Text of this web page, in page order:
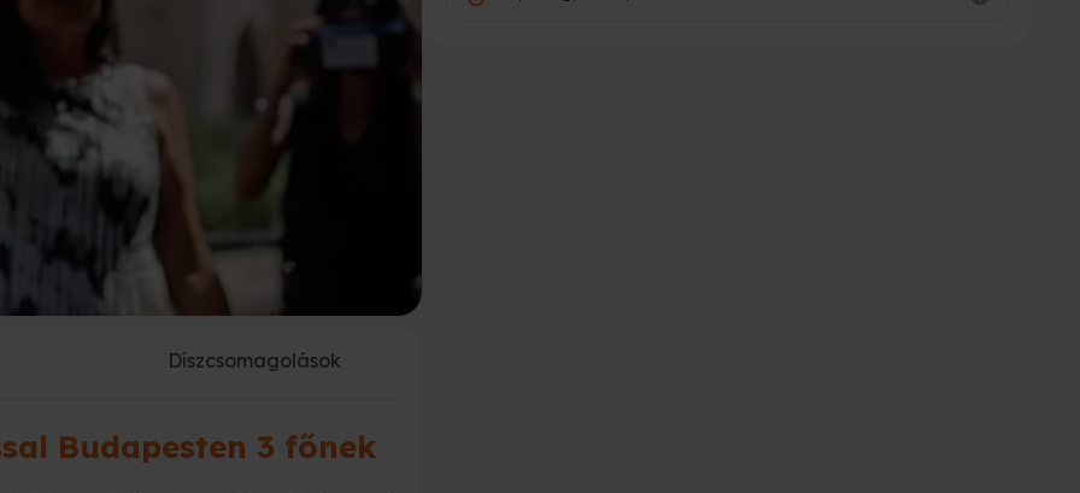
Díszcsomagolások
Budapesten 3 főnek